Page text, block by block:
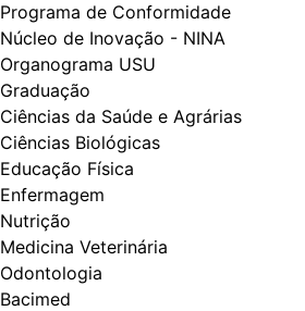
Programa de Conformidade
Núcleo de Inovação - NINA
Organograma USU
Graduação
Ciências da Saúde e Agrárias
Ciências Biológicas
Educação Física
Enfermagem
Nutrição
Medicina Veterinária
Odontologia
Bacimed